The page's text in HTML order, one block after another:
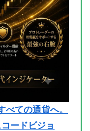
べての通貨へ。
ードビジョ